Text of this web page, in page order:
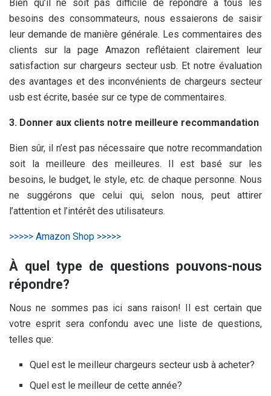
Bien qu’il ne soit pas difficile de répondre à tous les
besoins des consommateurs, nous essaierons de saisir
leur demande de manière générale. Les commentaires des
clients sur la page Amazon reflétaient clairement leur
satisfaction sur chargeurs secteur usb. Et notre évaluation
des avantages et des inconvénients de chargeurs secteur
usb est écrite, basée sur ce type de commentaires.
3. Donner aux clients notre meilleure recommandation
Bien sûr, il n’est pas nécessaire que notre recommandation
soit la meilleure des meilleures. Il est basé sur les
besoins, le budget, le style, etc. de chaque personne. Nous
ne suggérons que celui qui, selon nous, peut attirer
l’attention et l’intérêt des utilisateurs.
>>>>> Amazon Shop >>>>>
À quel type de questions pouvons-nous
répondre?
Nous ne sommes pas ici sans raison! Il est certain que
votre esprit sera confondu avec une liste de questions,
telles que:
Quel est le meilleur chargeurs secteur usb à acheter?
Quel est le meilleurde cette année?